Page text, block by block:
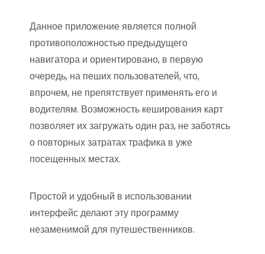
Данное приложение является полной
противоположностью предыдущего
навигатора и ориентировано, в первую
очередь, на пеших пользователей, что,
впрочем, не препятствует применять его и
водителям. Возможность кеширования карт
позволяет их загружать один раз, не заботясь
о повторных затратах трафика в уже
посещенных местах.
Простой и удобный в использовании
интерфейс делают эту программу
незаменимой для путешественников.